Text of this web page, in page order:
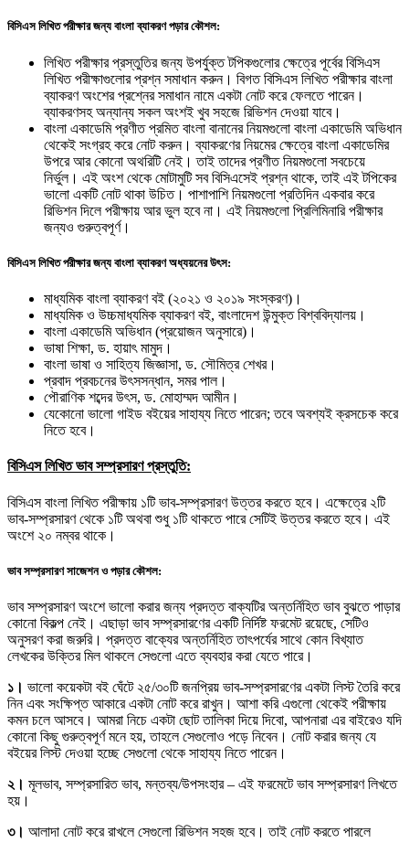
বিসিএস লিখিত পরীক্ষার জন্য বাংলা ব্যাকরণ পড়ার কৌশল:
লিখিত পরীক্ষার প্রস্তুতির জন্য উপর্যুক্ত টপিকগুলোর ক্ষেত্রে পূর্বের বিসিএস
লিখিত পরীক্ষাগুলোর প্রশ্ন সমাধান করুন। বিগত বিসিএস লিখিত পরীক্ষার বাংলা
ব্যাকরণ অংশের প্রশ্নের সমাধান নামে একটা নোট করে ফেলতে পারেন।
ব্যাকরণসহ অন্যান্য সকল অংশই খুব সহজে রিভিশন দেওয়া যাবে।
বাংলা একাডেমি প্রণীত প্রমিত বাংলা বানানের নিয়মগুলো বাংলা একাডেমি অভিধান
থেকেই সংগ্রহ করে নোট করুন। ব্যাকরণের নিয়মের ক্ষেত্রে বাংলা একাডেমির
উপরে আর কোনো অথরিটি নেই। তাই তাদের প্রণীত নিয়মগুলো সবচেয়ে
নির্ভুল। এই অংশ থেকে মোটামুটি সব বিসিএসেই প্রশ্ন থাকে, তাই এই টপিকের
ভালো একটি নোট থাকা উচিত। পাশাপাশি নিয়মগুলো প্রতিদিন একবার করে
রিভিশন দিলে পরীক্ষায় আর ভুল হবে না। এই নিয়মগুলো প্রিলিমিনারি পরীক্ষার
জন্যও গুরুত্বপূর্ণ।
বিসিএস লিখিত পরীক্ষার জন্য বাংলা ব্যাকরণ অধ্যয়নের উৎস:
মাধ্যমিক বাংলা ব্যাকরণ বই (২০২১ ও ২০১৯ সংস্করণ)।
মাধ্যমিক ও উচ্চমাধ্যমিক ব্যাকরণ বই, বাংলাদেশ উন্মুক্ত বিশ্ববিদ্যালয়।
বাংলা একাডেমি অভিধান (প্রয়োজন অনুসারে)।
ভাষা শিক্ষা, ড. হায়াৎ মামুদ।
বাংলা ভাষা ও সাহিত্য জিজ্ঞাসা, ড. সৌমিত্র শেখর।
প্রবাদ প্রবচনের উৎসসন্ধান, সমর পাল।
পৌরাণিক শব্দের উৎস, ড. মোহাম্মদ আমীন।
যেকোনো ভালো গাইড বইয়ের সাহায্য নিতে পারেন; তবে অবশ্যই ক্রসচেক করে
নিতে হবে।
বিসিএস লিখিত ভাব সম্প্রসারণ প্রস্তুতি:
বিসিএস বাংলা লিখিত পরীক্ষায় ১টি ভাব-সম্প্রসারণ উত্তর করতে হবে। এক্ষেত্রে ২টি
ভাব-সম্প্রসারণ থেকে ১টি অথবা শুধু ১টি থাকতে পারে সেটিই উত্তর করতে হবে। এই
অংশে ২০ নম্বর থাকে।
ভাব সম্প্রসারণ সাজেশন ও পড়ার কৌশল:
ভাব সম্প্রসারণ অংশে ভালো করার জন্য প্রদত্ত বাক্যটির অন্তর্নিহিত ভাব বুঝতে পাড়ার
কোনো বিকল্প নেই। এছাড়া ভাব সম্প্রসারণের একটি নির্দিষ্ট ফরমেট রয়েছে, সেটিও
অনুসরণ করা জরুরি। প্রদত্ত বাক্যের অন্তর্নিহিত তাৎপর্যের সাথে কোন বিখ্যাত
লেখকের উক্তির মিল থাকলে সেগুলো এতে ব্যবহার করা যেতে পারে।
১। ভালো কয়েকটা বই ঘেঁটে ২৫/৩০টি জনপ্রিয় ভাব-সম্প্রসারণের একটা লিস্ট তৈরি করে
নিন এবং সংক্ষিপ্ত আকারে একটা নোট করে রাখুন। আশা করি এগুলো থেকেই পরীক্ষায়
কমন চলে আসবে। আমরা নিচে একটা ছোট তালিকা দিয়ে দিবো, আপনারা এর বাইরেও যদি
কোনো কিছু গুরুত্বপূর্ণ মনে হয়, তাহলে সেগুলোও পড়ে নিবেন। নোট করার জন্য যে
বইয়ের লিস্ট দেওয়া হচ্ছে সেগুলো থেকে সাহায্য নিতে পারেন।
২। মূলভাব, সম্প্রসারিত ভাব, মন্তব্য/উপসংহার – এই ফরমেটে ভাব সম্প্রসারণ লিখতে
হয়।
৩। আলাদা নোট করে রাখলে সেগুলো রিভিশন সহজ হবে। তাই নোট করতে পারলে